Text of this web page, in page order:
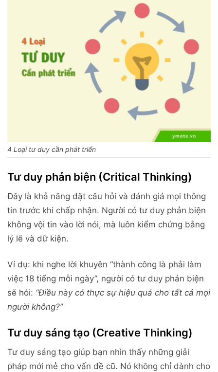
4 Loại tư duy cần phát triển
Tư duy phản biện (Critical Thinking)
Đây là khả năng đặt câu hỏi và đánh giá mọi thông
tin trước khi chấp nhận. Người có tư duy phản biện
không vội tin vào lời nói, mà luôn kiểm chứng bằng
lý lẽ và dữ kiện.
Ví dụ: khi nghe lời khuyên “thành công là phải làm
việc 18 tiếng mỗi ngày”, người có tư duy phản biện
sẽ hỏi: “Điều này có thực sự hiệu quả cho tất cả mọi
người không?”
Tư duy sáng tạo (Creative Thinking)
Tư duy sáng tạo giúp bạn nhìn thấy những giải
pháp mới mẻ cho vấn đề cũ. Nó không chỉ dành cho